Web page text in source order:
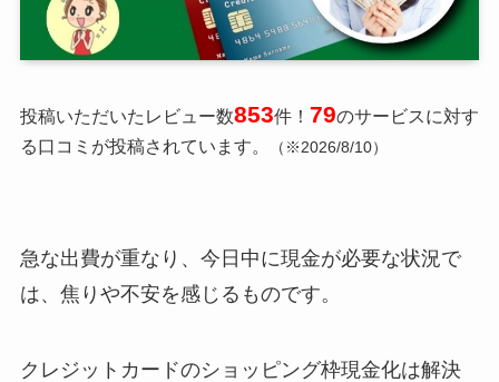
投稿いただいたレビュー数853件！ 79のサービスに対す
る口コミが投稿されています。
（※2026/8/10）
急な出費が重なり、今日中に現金が必要な状況で
は、焦りや不安を感じるものです。
クレジットカードのショッピング枠現金化は解決